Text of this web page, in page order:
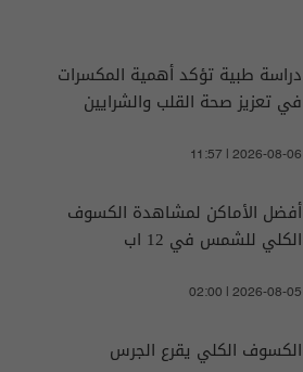
دراسة طبية تؤكد أهمية المكسرات
في تعزيز صحة القلب والشرايين
11:57 | 2026-08-06
أفضل الأماكن لمشاهدة الكسوف
الكلي للشمس في 12 اب
02:00 | 2026-08-05
الكسوف الكلي يقرع الجرس